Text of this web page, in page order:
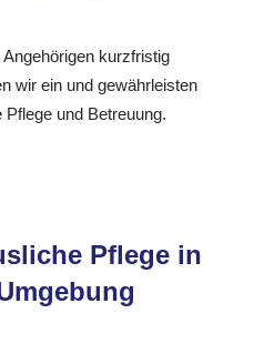
kurzfristig
wir ein und gewährleisten
und Betreuung.
Pflege in